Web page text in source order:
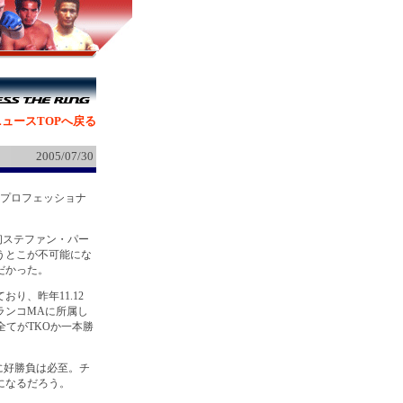
ースTOPへ戻る
2005/07/30
ロフェッショナ
テファン・パー
とこが不可能にな
った。
り、昨年11.12
ンコMAに所属し
てがTKOか一本勝
勝負は必至。チ
るだろう。